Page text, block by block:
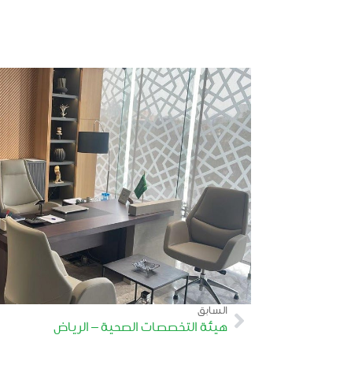
السابق
هيئة التخصصات الصحية – الرياض